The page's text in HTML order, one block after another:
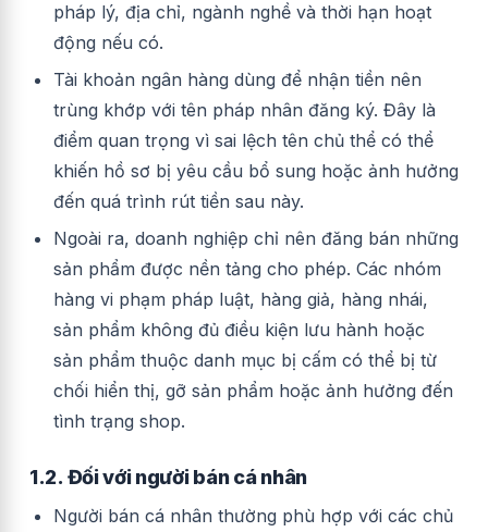
pháp lý, địa chỉ, ngành nghề và thời hạn hoạt
động nếu có.
Tài khoản ngân hàng dùng để nhận tiền nên
trùng khớp với tên pháp nhân đăng ký. Đây là
điểm quan trọng vì sai lệch tên chủ thể có thể
khiến hồ sơ bị yêu cầu bổ sung hoặc ảnh hưởng
đến quá trình rút tiền sau này.
Ngoài ra, doanh nghiệp chỉ nên đăng bán những
sản phẩm được nền tảng cho phép. Các nhóm
hàng vi phạm pháp luật, hàng giả, hàng nhái,
sản phẩm không đủ điều kiện lưu hành hoặc
sản phẩm thuộc danh mục bị cấm có thể bị từ
chối hiển thị, gỡ sản phẩm hoặc ảnh hưởng đến
tình trạng shop.
1.2. Đối với người bán cá nhân
Người bán cá nhân thường phù hợp với các chủ